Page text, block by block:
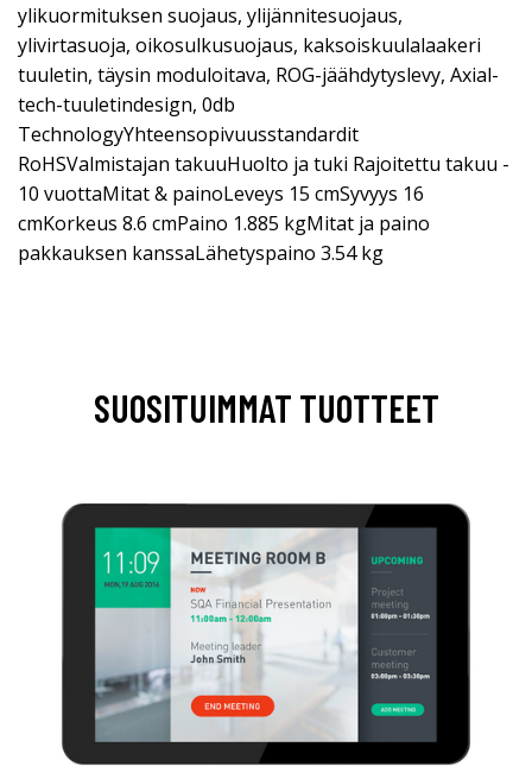
ylikuormituksen suojaus, ylijännitesuojaus,
ylivirtasuoja, oikosulkusuojaus, kaksoiskuulalaakeri
tuuletin, täysin moduloitava, ROG-jäähdytyslevy, Axial-
tech-tuuletindesign, 0db
TechnologyYhteensopivuusstandardit
RoHSValmistajan takuuHuolto ja tuki Rajoitettu takuu -
10 vuottaMitat & painoLeveys 15 cmSyvyys 16
cmKorkeus 8.6 cmPaino 1.885 kgMitat ja paino
pakkauksen kanssaLähetyspaino 3.54 kg
SUOSITUIMMAT TUOTTEET